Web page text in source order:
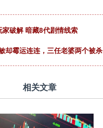
破解 暗藏8代剧情线索
却霉运连连，三任老婆两个被杀
相关文章